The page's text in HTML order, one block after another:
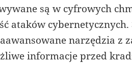
są w cyfrowych
ataków cybernetycznych.
narzędzia z
informacje przed